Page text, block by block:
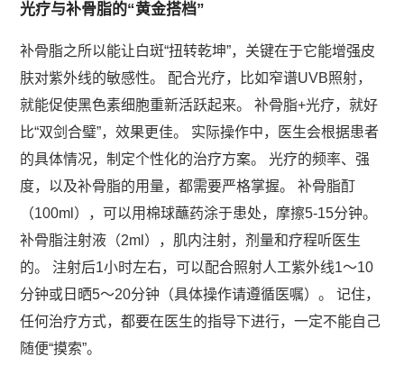
光疗与补骨脂的“黄金搭档”
补骨脂之所以能让白斑“扭转乾坤”，关键在于它能增强皮
肤对紫外线的敏感性。 配合光疗，比如窄谱UVB照射，
就能促使黑色素细胞重新活跃起来。 补骨脂+光疗，就好
比“双剑合璧”，效果更佳。 实际操作中，医生会根据患者
的具体情况，制定个性化的治疗方案。 光疗的频率、强
度，以及补骨脂的用量，都需要严格掌握。 补骨脂酊
（100ml），可以用棉球蘸药涂于患处，摩擦5-15分钟。
补骨脂注射液（2ml），肌内注射，剂量和疗程听医生
的。 注射后1小时左右，可以配合照射人工紫外线1～10
分钟或日晒5～20分钟（具体操作请遵循医嘱）。 记住，
任何治疗方式，都要在医生的指导下进行，一定不能自己
随便“摸索”。